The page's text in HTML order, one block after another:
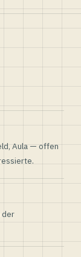
Aula — offen
der